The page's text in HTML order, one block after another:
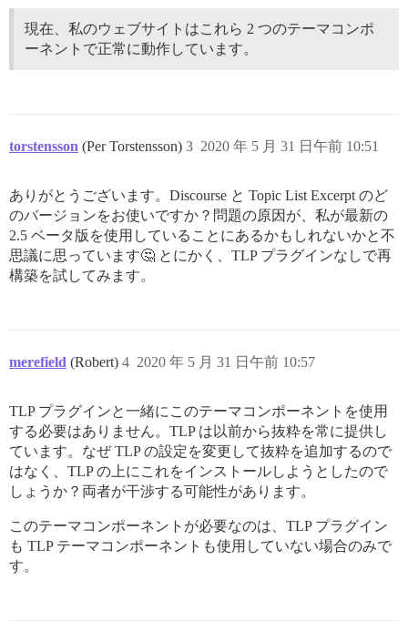
現在、私のウェブサイトはこれら 2 つのテーマコンポ
ーネントで正常に動作しています。
torstensson (Per Torstensson) 2020 年 5 月 31 日午前 10:51
3
ありがとうございます。Discourse と Topic List Excerpt のど
のバージョンをお使いですか？問題の原因が、私が最新の
2.5 ベータ版を使用していることにあるかもしれないかと不
思議に思っています🤔 とにかく、TLP プラグインなしで再
構築を試してみます。
merefield (Robert) 2020 年 5 月 31 日午前 10:57
4
TLP プラグインと一緒にこのテーマコンポーネントを使用
する必要はありません。TLP は以前から抜粋を常に提供し
ています。なぜ TLP の設定を変更して抜粋を追加するので
はなく、TLP の上にこれをインストールしようとしたので
しょうか？両者が干渉する可能性があります。
このテーマコンポーネントが必要なのは、TLP プラグイン
も TLP テーマコンポーネントも使用していない場合のみで
す。